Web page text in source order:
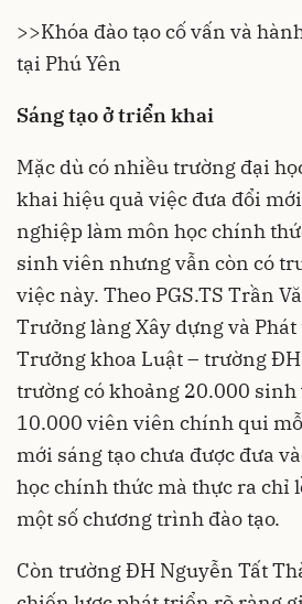
>>Khóa đào tạo cố vấn và
tại Phú Yên
Sáng tạo ở triển khai
Mặc dù có nhiều trường đại
khai hiệu quả việc đưa đổi
nghiệp làm môn học chính
sinh viên nhưng vẫn còn có
việc này. Theo PGS.TS Trần
Trưởng làng Xây dựng và
Trưởng khoa Luật – trường
trường có khoảng 20.000
10.000 viên viên chính qui
mới sáng tạo chưa được đưa
học chính thức mà thực ra chỉ
một số chương trình đào tạo.
Còn trường ĐH Nguyễn Tất